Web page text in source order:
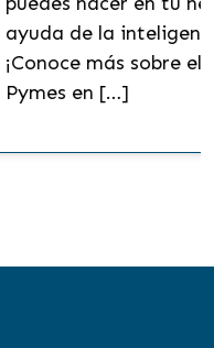
de marketing y
tu Pyme. Las […]